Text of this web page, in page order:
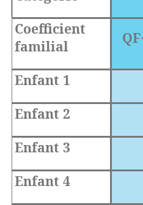
Coefficient
familial
Enfant 1
Enfant 2
Enfant 3
Enfant 4